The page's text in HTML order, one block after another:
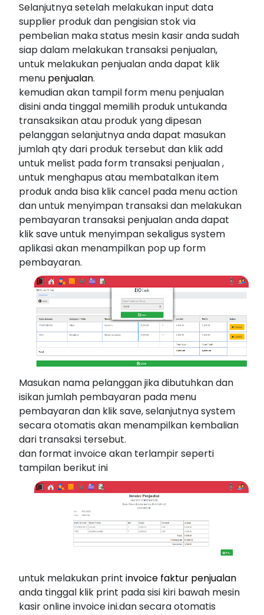
Selanjutnya setelah melakukan input data
supplier produk dan pengisian stok via
pembelian maka status mesin kasir anda sudah
siap dalam melakukan transaksi penjualan,
untuk melakukan penjualan anda dapat klik
menu penjualan.
kemudian akan tampil form menu penjualan
disini anda tinggal memilih produk untukanda
transaksikan atau produk yang dipesan
pelanggan selanjutnya anda dapat masukan
jumlah qty dari produk tersebut dan klik add
untuk melist pada form transaksi penjualan ,
untuk menghapus atau membatalkan item
produk anda bisa klik cancel pada menu action
dan untuk menyimpan transaksi dan melakukan
pembayaran transaksi penjualan anda dapat
klik save untuk menyimpan sekaligus system
aplikasi akan menampilkan pop up form
pembayaran.
Masukan nama pelanggan jika dibutuhkan dan
isikan jumlah pembayaran pada menu
pembayaran dan klik save, selanjutnya system
secara otomatis akan menampilkan kembalian
dari transaksi tersebut.
dan format invoice akan terlampir seperti
tampilan berikut ini
untuk melakukan print invoice faktur penjualan
anda tinggal klik print pada sisi kiri bawah mesin
kasir online invoice ini.dan secara otomatis